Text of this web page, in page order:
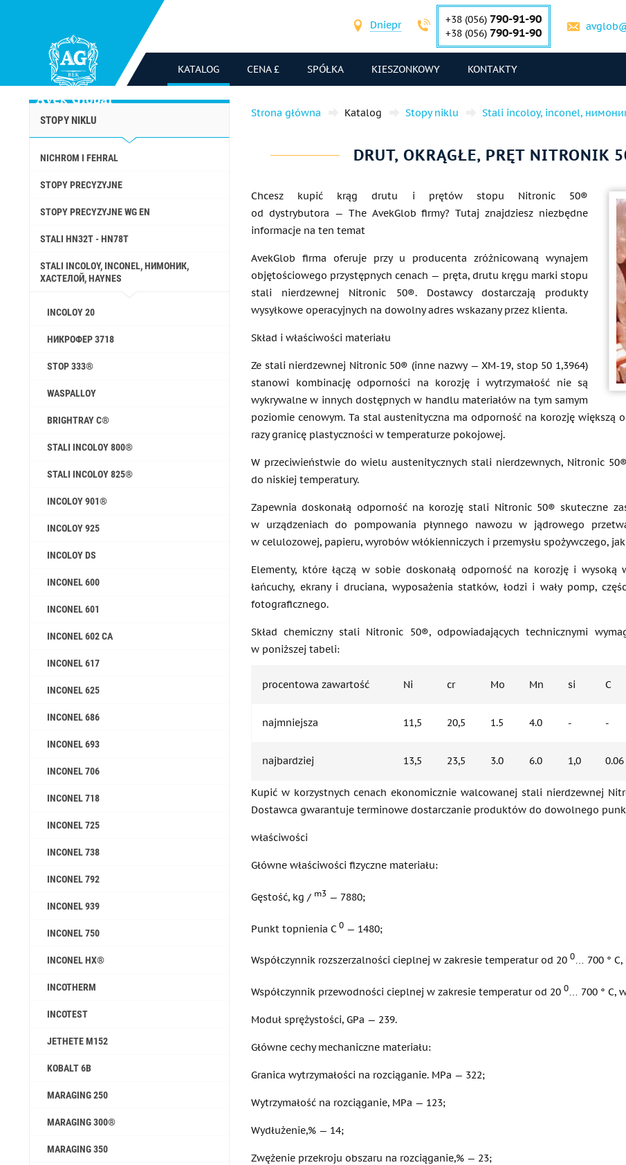
Dniepr +38 (056) 790-91-90
+38 (056) 790-91-90
KATALOG CENA £ SPÓŁKA KIESZONKOWY KONTAKTY
STOPY NIKLU
NICHROM I FEHRAL
STOPY PRECYZYJNE
STOPY PRECYZYJNE WG EN
STALI HN32T - HN78T
STALI INCOLOY, INCONEL, НИМОНИК,
ХАСТЕЛОЙ, HAYNES
INCOLOY 20
НИКРОФЕР 3718
STOP 333®
WASPALLOY
BRIGHTRAY C®
STALI INCOLOY 800®
STALI INCOLOY 825®
INCOLOY 901®
INCOLOY 925
INCOLOY DS
INCONEL 600
INCONEL 601
INCONEL 602 CA
INCONEL 617
INCONEL 625
INCONEL 686
INCONEL 693
INCONEL 706
INCONEL 718
INCONEL 725
INCONEL 738
INCONEL 792
INCONEL 939
INCONEL 750
INCONEL HX®
INCOTHERM
INCOTEST
JETHETE M152
KOBALT 6B
MARAGING 250
MARAGING 300®
MARAGING 350
Strona główna Katalog Stopy niklu Stali incoloy, inconel,
DRUT, OKRĄGŁE, PRĘT NITRONIK
Chcesz kupić krąg drutu i prętów stopu Nitronic 50®
od dystrybutora — The AvekGlob firmy? Tutaj znajdziesz niezbędne
informacje na ten temat
AvekGlob firma oferuje przy u producenta zróżnicowaną wynajem
objętościowego przystępnych cenach — pręta, drutu kręgu marki stopu
stali nierdzewnej Nitronic 50®. Dostawcy dostarczają produkty
wysyłkowe operacyjnych na dowolny adres wskazany przez klienta.
Skład i właściwości materiału
Ze stali nierdzewnej Nitronic 50® (inne nazwy — XM-19, stop 50 1,3964)
stanowi kombinację odporności na korozję i wytrzymałość nie są
wykrywalne w innych dostępnych w handlu materiałów na tym samym
poziomie cenowym. Ta stal austenityczna ma odporność na korozję większą
razy granicę plastyczności w temperaturze pokojowej.
W przeciwieństwie do wielu austenitycznych stali nierdzewnych, Nitronic
do niskiej temperatury.
Zapewnia doskonałą odporność na korozję stali Nitronic 50® skuteczne
w urządzeniach do pompowania płynnego nawozu w jądrowego
w celulozowej, papieru, wyrobów włókienniczych i przemysłu spożywczego,
Elementy, które łączą w sobie doskonałą odporność na korozję i wysoką
łańcuchy, ekrany i druciana, wyposażenia statków, łodzi i wały pomp,
fotograficznego.
Skład chemiczny stali Nitronic 50®, odpowiadających technicznymi
w poniższej tabeli:
procentowa zawartość Ni cr Mo Mn si C
najmniejsza 11,5 20,5 1.5 4.0 - -
najbardziej 13,5 23,5 3.0 6.0 1,0 0.06
Kupić w korzystnych cenach ekonomicznie walcowanej stali nierdzewnej
Dostawca gwarantuje terminowe dostarczanie produktów do dowolnego
właściwości
Główne właściwości fizyczne materiału:
Gęstość, kg / m3 — 7880;
Punkt topnienia C 0 — 1480;
Współczynnik rozszerzalności cieplnej w zakresie temperatur od 20 0… 700 ° C,
Współczynnik przewodności cieplnej w zakresie temperatur od 20 0… 700 ° C,
Moduł sprężystości, GPa — 239.
Główne cechy mechaniczne materiału:
Granica wytrzymałości na rozciąganie. MPa — 322;
Wytrzymałość na rozciąganie, MPa — 123;
Wydłużenie,% — 14;
Zwężenie przekroju obszaru na rozciąganie,% — 23;